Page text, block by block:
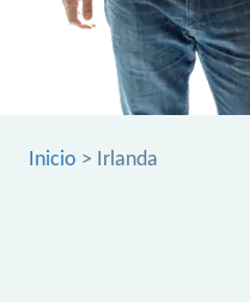
Inicio > Irlanda